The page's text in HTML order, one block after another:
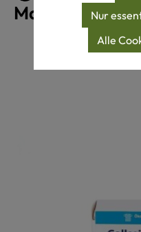
Produktgalerie
Nur
Alle